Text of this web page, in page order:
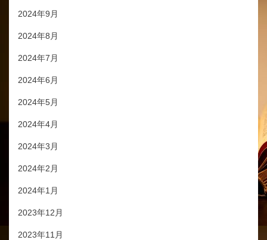
2024年9月
2024年8月
2024年7月
2024年6月
2024年5月
2024年4月
2024年3月
2024年2月
2024年1月
2023年12月
2023年11月